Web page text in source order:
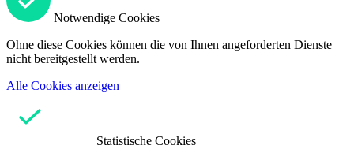
Notwendige Cookies
Ohne diese Cookies können die von Ihnen angeforderten Dienste
nicht bereitgestellt werden.
Alle Cookies anzeigen
Statistische Cookies